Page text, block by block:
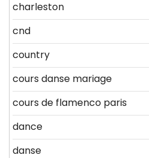
charleston
cnd
country
cours danse mariage
cours de flamenco paris
dance
danse